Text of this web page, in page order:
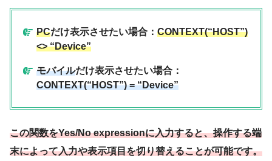
PCだけ表示させたい場合： CONTEXT(“HOST”)
<> “Device”
モバイルだけ表示させたい場合：
CONTEXT(“HOST”) = “Device”
この関数をYes/No expressionに入力すると、操作する端
末によって入力や表示項目を切り替えることが可能です。